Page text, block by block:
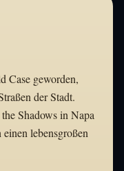
Case geworden,
der Stadt.
Shadows in Napa
lebensgroßen